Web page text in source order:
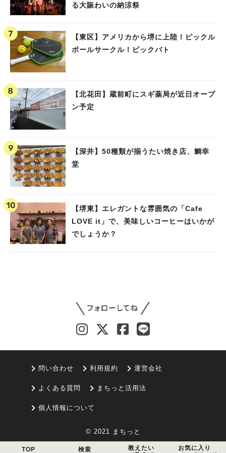
る大賑わいの納涼祭
【東区】アメリカから堺に上陸！ピックル
ボールサークル！ピックバト
【北花田】蔵前町にスギ薬局が近日オープ
ン予定
【深井】50種類が揃うたい焼き店、鯛幸
堂
【堺東】エレガントな雰囲気の「Cafe
LOVE it」で、美味しいコーヒーはいかが
でしょうか？
問い合わせ 利用規約 運営会社
よくある質問 まちっと活用法
個人情報について
© 2021 まちっと
TOP 検索
教えたい
お気に入り